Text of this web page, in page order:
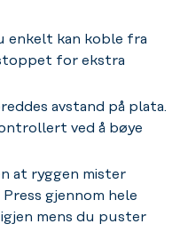
enkelt kan koble fra
for ekstra
avstand på plata.
ved å bøye
at ryggen mister
gjennom hele
mens du puster